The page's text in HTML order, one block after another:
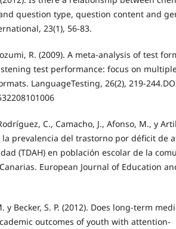
question type, question content and
23(1), 56-83.
R. (2009). A meta-analysis of test
test performance: focus on
LanguageTesting, 26(2), 219-
C., Camacho, J., Afonso, M., y
la prevalencia del trastorno por déficit de
(TDAH) en población escolar de la
European Journal of Education
y Becker, S. P. (2012). Does long-term
outcomes of youth with attention-